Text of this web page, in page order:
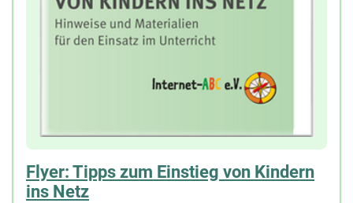
Flyer: Tipps zum Einstieg von Kindern
ins Netz